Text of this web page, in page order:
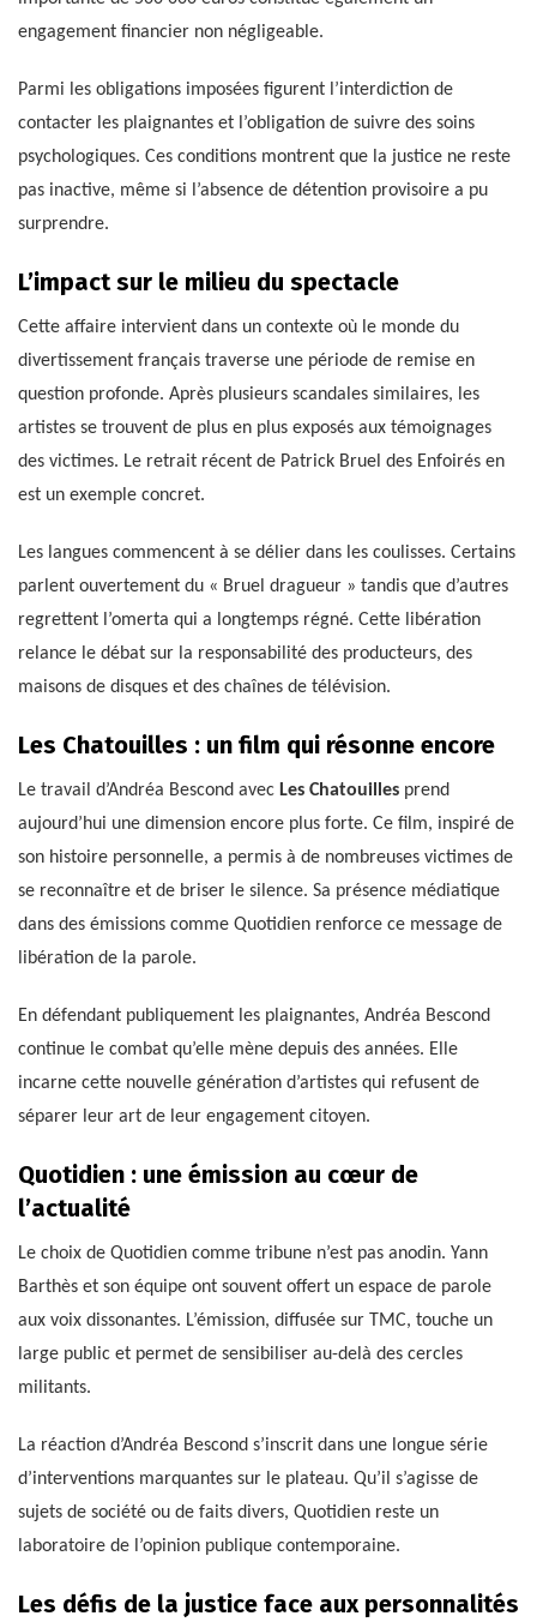
engagement financier non négligeable.
Parmi les obligations imposées figurent l’interdiction de
contacter les plaignantes et l’obligation de suivre des soins
psychologiques. Ces conditions montrent que la justice ne reste
pas inactive, même si l’absence de détention provisoire a pu
surprendre.
L’impact sur le milieu du spectacle
Cette affaire intervient dans un contexte où le monde du
divertissement français traverse une période de remise en
question profonde. Après plusieurs scandales similaires, les
artistes se trouvent de plus en plus exposés aux témoignages
des victimes. Le retrait récent de Patrick Bruel des Enfoirés en
est un exemple concret.
Les langues commencent à se délier dans les coulisses. Certains
parlent ouvertement du « Bruel dragueur » tandis que d’autres
regrettent l’omerta qui a longtemps régné. Cette libération
relance le débat sur la responsabilité des producteurs, des
maisons de disques et des chaînes de télévision.
Les Chatouilles : un film qui résonne encore
Le travail d’Andréa Bescond avec Les Chatouilles prend
aujourd’hui une dimension encore plus forte. Ce film, inspiré de
son histoire personnelle, a permis à de nombreuses victimes de
se reconnaître et de briser le silence. Sa présence médiatique
dans des émissions comme Quotidien renforce ce message de
libération de la parole.
En défendant publiquement les plaignantes, Andréa Bescond
continue le combat qu’elle mène depuis des années. Elle
incarne cette nouvelle génération d’artistes qui refusent de
séparer leur art de leur engagement citoyen.
Quotidien : une émission au cœur de
l’actualité
Le choix de Quotidien comme tribune n’est pas anodin. Yann
Barthès et son équipe ont souvent offert un espace de parole
aux voix dissonantes. L’émission, diffusée sur TMC, touche un
large public et permet de sensibiliser au-delà des cercles
militants.
La réaction d’Andréa Bescond s’inscrit dans une longue série
d’interventions marquantes sur le plateau. Qu’il s’agisse de
sujets de société ou de faits divers, Quotidien reste un
laboratoire de l’opinion publique contemporaine.
Les défis de la justice face aux personnalités